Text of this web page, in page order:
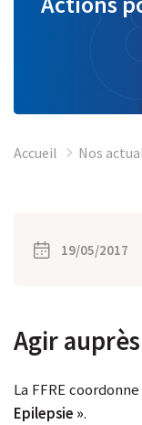
Accueil Nos
19/05/2017
Agir
La FFRE
Epilepsie ».